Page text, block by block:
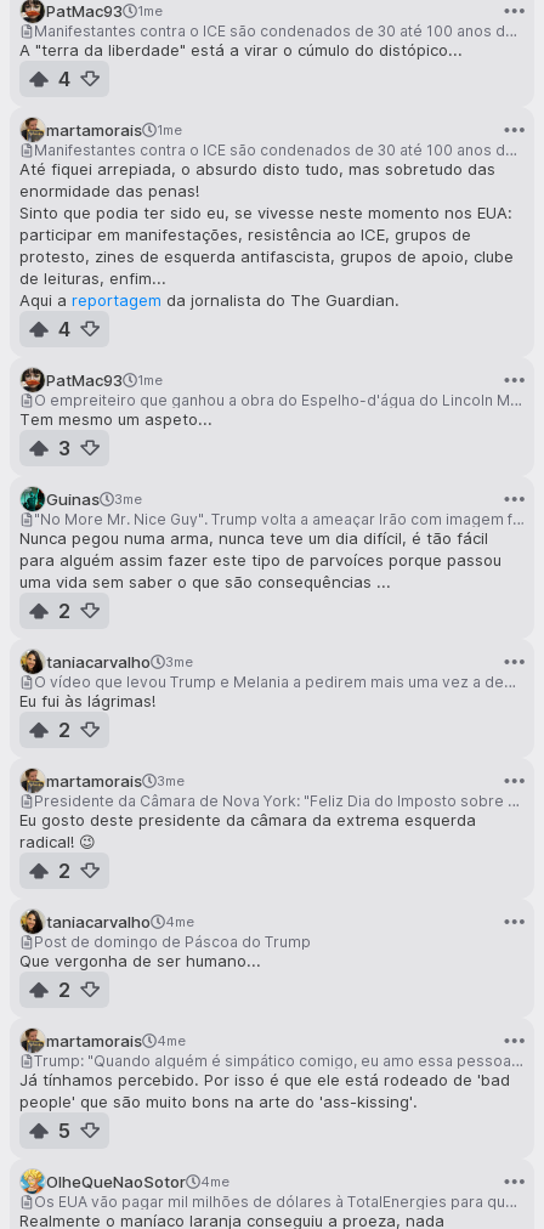
PatMac93 1me
Manifestantes contra o ICE são condenados de 30 até 100 anos de prisão por um juiz nomeado por Trump
A "terra da liberdade" está a virar o cúmulo do distópico...
4
martamorais 1me
Manifestantes contra o ICE são condenados de 30 até 100 anos de prisão por um juiz nomeado por Trump
Até fiquei arrepiada, o absurdo disto tudo, mas sobretudo das
enormidade das penas!
Sinto que podia ter sido eu, se vivesse neste momento nos EUA:
participar em manifestações, resistência ao ICE, grupos de
protesto, zines de esquerda antifascista, grupos de apoio, clube
de leituras, enfim...
Aqui a reportagem da jornalista do The Guardian.
4
PatMac93 1me
O empreiteiro que ganhou a obra do Espelho-d'água do Lincoln Memorial (à direita), que depois de quase $2 milhões gastos, se encontra outra vez verde
Tem mesmo um aspeto...
3
Guinas 3me
"No More Mr. Nice Guy". Trump volta a ameaçar Irão com imagem feita em IA
Nunca pegou numa arma, nunca teve um dia difícil, é tão fácil
para alguém assim fazer este tipo de parvoíces porque passou
uma vida sem saber o que são consequências ...
2
taniacarvalho 3me
O vídeo que levou Trump e Melania a pedirem mais uma vez a demissão de Jimmy Kimmel
Eu fui às lágrimas!
2
martamorais 3me
Presidente da Câmara de Nova York: "Feliz Dia do Imposto sobre o Rendimento, Nova Iorque. Estamos a taxar os ricos."
Eu gosto deste presidente da câmara da extrema esquerda
radical! 😉
2
taniacarvalho 4me
Post de domingo de Páscoa do Trump
Que vergonha de ser humano...
2
martamorais 4me
Trump: "Quando alguém é simpático comigo, eu amo essa pessoa. Mesmo que sejam más pessoas, não me importo. Lutarei até por elas até ao fim."
Já tínhamos percebido. Por isso é que ele está rodeado de 'bad
people' que são muito bons na arte do 'ass-kissing'.
5
OlheQueNaoSotor 4me
Os EUA vão pagar mil milhões de dólares à TotalEnergies para que esta interrompa o desenvolvimento de energia eólica offshore nos EUA
Realmente o maníaco laranja conseguiu a proeza, nada